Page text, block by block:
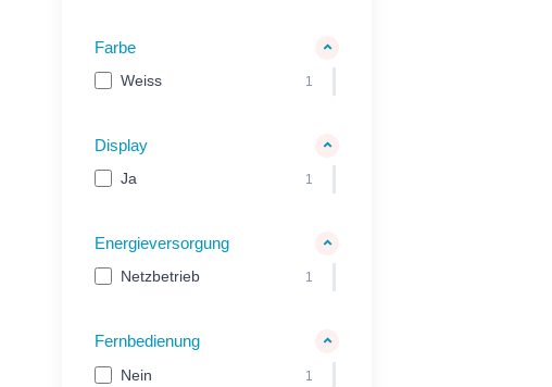
Farbe
Weiss 1
Display
Ja 1
Energieversorgung
Netzbetrieb 1
Fernbedienung
Nein 1